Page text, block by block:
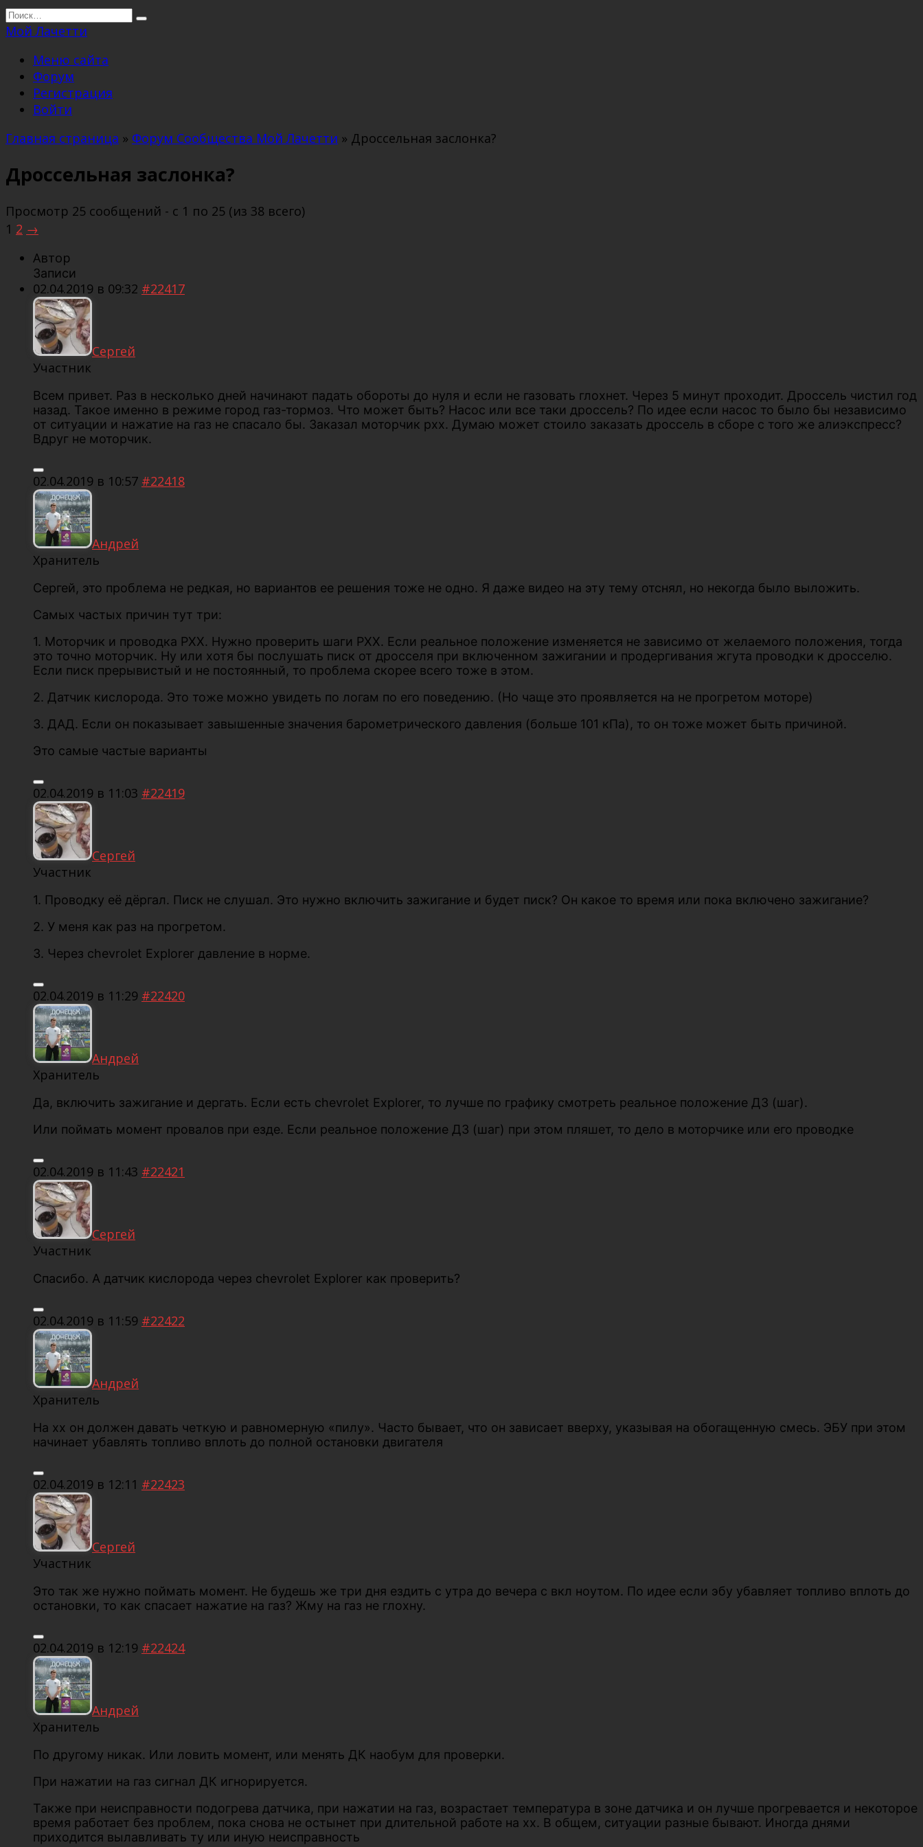
Перейти
к
Search
for:
Мой Лачетти
Меню сайта
Форум
Регистрация
Войти
Главная страница » Форум Сообщества Мой Лачетти » Дроссельная заслонка?
Дроссельная заслонка?
Просмотр 25 сообщений - с 1 по 25 (из 38 всего)
1 2 →
Автор
Записи
02.04.2019 в 09:32 #22417
Сергей
Участник
Всем привет. Раз в несколько дней начинают падать обороты до нуля и если не газовать глохнет. Через 5 минут проходит. Дроссель чистил год
назад. Такое именно в режиме город газ-тормоз. Что может быть? Насос или все таки дроссель? По идее если насос то было бы независимо
от ситуации и нажатие на газ не спасало бы. Заказал моторчик рхх. Думаю может стоило заказать дроссель в сборе с того же алиэкспресс?
Вдруг не моторчик.
02.04.2019 в 10:57 #22418
Андрей
Хранитель
Сергей, это проблема не редкая, но вариантов ее решения тоже не одно. Я даже видео на эту тему отснял, но некогда было выложить.
Самых частых причин тут три:
1. Моторчик и проводка РХХ. Нужно проверить шаги РХХ. Если реальное положение изменяется не зависимо от желаемого положения, тогда
это точно моторчик. Ну или хотя бы послушать писк от дросселя при включенном зажигании и продергивания жгута проводки к дросселю.
Если писк прерывистый и не постоянный, то проблема скорее всего тоже в этом.
2. Датчик кислорода. Это тоже можно увидеть по логам по его поведению. (Но чаще это проявляется на не прогретом моторе)
3. ДАД. Если он показывает завышенные значения барометрического давления (больше 101 кПа), то он тоже может быть причиной.
Это самые частые варианты
02.04.2019 в 11:03 #22419
Сергей
Участник
1. Проводку её дёргал. Писк не слушал. Это нужно включить зажигание и будет писк? Он какое то время или пока включено зажигание?
2. У меня как раз на прогретом.
3. Через chevrolet Explorer давление в норме.
02.04.2019 в 11:29 #22420
Андрей
Хранитель
Да, включить зажигание и дергать. Если есть chevrolet Explorer, то лучше по графику смотреть реальное положение ДЗ (шаг).
Или поймать момент провалов при езде. Если реальное положение ДЗ (шаг) при этом пляшет, то дело в моторчике или его проводке
02.04.2019 в 11:43 #22421
Сергей
Участник
Спасибо. А датчик кислорода через chevrolet Explorer как проверить?
02.04.2019 в 11:59 #22422
Андрей
Хранитель
На хх он должен давать четкую и равномерную «пилу». Часто бывает, что он зависает вверху, указывая на обогащенную смесь. ЭБУ при этом
начинает убавлять топливо вплоть до полной остановки двигателя
02.04.2019 в 12:11 #22423
Сергей
Участник
Это так же нужно поймать момент. Не будешь же три дня ездить с утра до вечера с вкл ноутом. По идее если эбу убавляет топливо вплоть до
остановки, то как спасает нажатие на газ? Жму на газ не глохну.
02.04.2019 в 12:19 #22424
Андрей
Хранитель
По другому никак. Или ловить момент, или менять ДК наобум для проверки.
При нажатии на газ сигнал ДК игнорируется.
Также при неисправности подогрева датчика, при нажатии на газ, возрастает температура в зоне датчика и он лучше прогревается и некоторое
время работает без проблем, пока снова не остынет при длительной работе на хх. В общем, ситуации разные бывают. Иногда днями
приходится вылавливать ту или иную неисправность